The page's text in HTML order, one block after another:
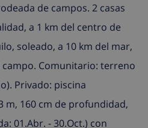
de campos. 2 casas
a 1 km del centro de
soleado, a 10 km del mar,
campo. Comunitario: terreno
Privado: piscina
m, 160 cm de profundidad,
01.Abr. - 30.Oct.) con